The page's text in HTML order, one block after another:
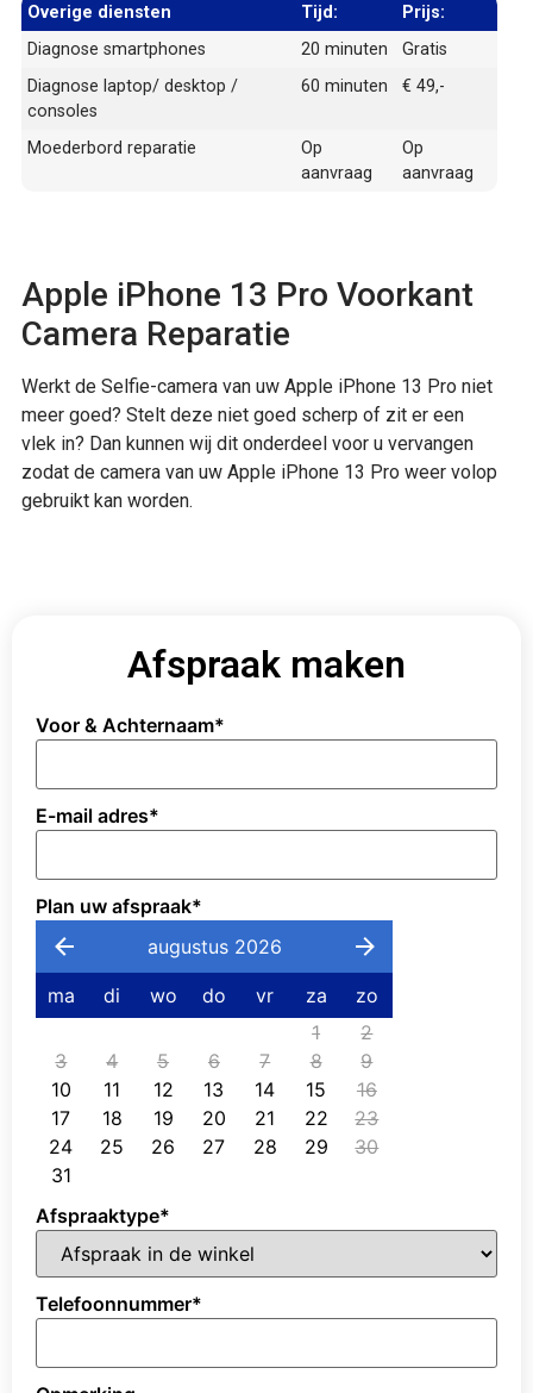
Overige diensten Tijd:
Prijs:
Diagnose smartphones
20 minuten
Gratis
Diagnose laptop/ desktop /
consoles
60 minuten € 49,-
Moederbord reparatie
Op
aanvraag
Op
aanvraag
Apple iPhone 13 Pro Voorkant
Camera Reparatie
Werkt de Selfie-camera van uw Apple iPhone 13 Pro niet
meer goed? Stelt deze niet goed scherp of zit er een
vlek in? Dan kunnen wij dit onderdeel voor u vervangen
zodat de camera van uw Apple iPhone 13 Pro weer volop
gebruikt kan worden.
Afspraak maken
Voor & Achternaam*
E-mail adres*
Plan uw afspraak*
augustus 2026
ma di wo do vr za
zo
1
2
3
4 5 6 7 8
9
10
11 12 13 14 15
16
17
18 19 20 21 22
23
24
25 26 27 28 29
30
31
Afspraaktype*
Telefoonnummer*